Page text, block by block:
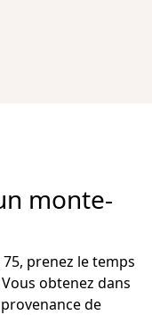
monte-
prenez le temps
obtenez dans
de